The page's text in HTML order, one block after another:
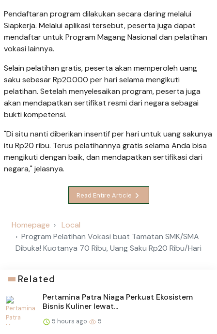
Pendaftaran program dilakukan secara daring melalui
Siapkerja. Melalui aplikasi tersebut, peserta juga dapat
mendaftar untuk Program Magang Nasional dan pelatihan
vokasi lainnya.
Selain pelatihan gratis, peserta akan memperoleh uang
saku sebesar Rp20.000 per hari selama mengikuti
pelatihan. Setelah menyelesaikan program, peserta juga
akan mendapatkan sertifikat resmi dari negara sebagai
bukti kompetensi.
"Di situ nanti diberikan insentif per hari untuk uang sakunya
itu Rp20 ribu. Terus pelatihannya gratis selama Anda bisa
mengikuti dengan baik, dan mendapatkan sertifikasi dari
negara," jelasnya.
Read Entire Article
Homepage
Local
Program Pelatihan Vokasi buat Tamatan SMK/SMA
Dibuka! Kuotanya 70 Ribu, Uang Saku Rp20 Ribu/Hari
Related
Pertamina Patra Niaga Perkuat Ekosistem
Bisnis Kuliner lewat...
5 hours ago 5